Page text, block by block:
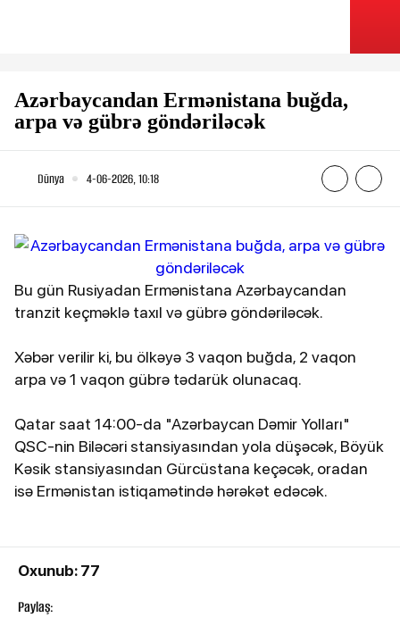
Azərbaycandan Ermənistana buğda,
arpa və gübrə göndəriləcək
Dünya 4-06-2026, 10:18
Bu gün Rusiyadan Ermənistana Azərbaycandan
tranzit keçməklə taxıl və gübrə göndəriləcək.
Xəbər verilir ki, bu ölkəyə 3 vaqon buğda, 2 vaqon
arpa və 1 vaqon gübrə tədarük olunacaq.
Qatar saat 14:00-da "Azərbaycan Dəmir Yolları"
QSC-nin Biləcəri stansiyasından yola düşəcək, Böyük
Kəsik stansiyasından Gürcüstana keçəcək, oradan
isə Ermənistan istiqamətində hərəkət edəcək.
Oxunub: 77
Paylaş: